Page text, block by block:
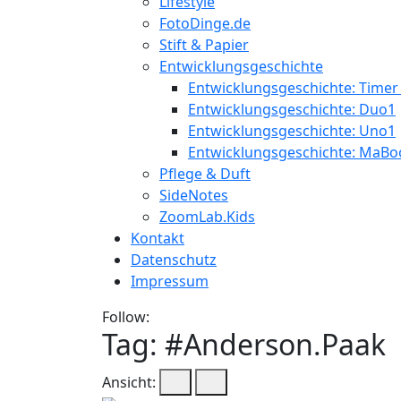
FotoDinge.de
Stift & Papier
Entwicklungsgeschichte
Entwicklungsgeschichte: Timer
Entwicklungsgeschichte: Duo1
Entwicklungsgeschichte: Uno1
Entwicklungsgeschichte:
Pflege & Duft
SideNotes
ZoomLab.Kids
Kontakt
Datenschutz
Impressum
Follow:
Tag: #Anderson.Paak
Ansicht: